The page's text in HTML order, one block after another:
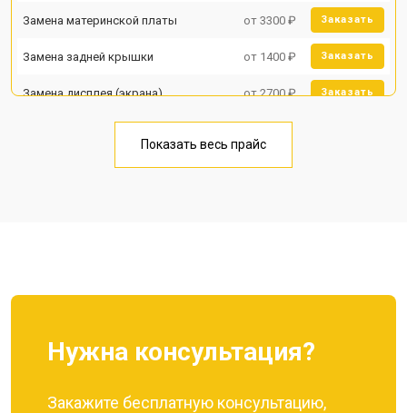
Замена материнской платы от 3300 ₽ Заказать
Замена задней крышки от 1400 ₽ Заказать
Замена дисплея (экрана) от 2700 ₽ Заказать
Замена кнопки включения от 1750 ₽
Показать весь прайс
Нужна консультация?
Закажите бесплатную консультацию,